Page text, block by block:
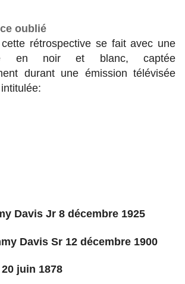
oublié
rétrospective se fait avec une
en noir et blanc, captée
durant une émission télévisée
Davis Jr 8 décembre 1925
Davis Sr 12 décembre 1900
juin 1878